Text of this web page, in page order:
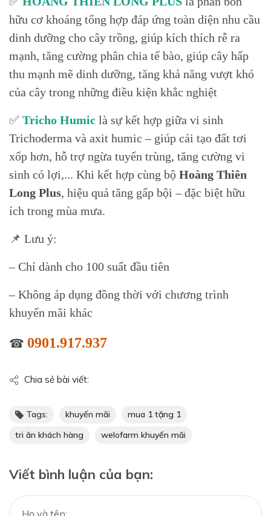
hữu cơ khoáng tổng hợp đáp ứng toàn diện nhu cầu
dinh dưỡng cho cây trồng, giúp kích thích rễ ra
mạnh, tăng cường phân chia tế bào, giúp cây hấp
thu mạnh mẽ dinh dưỡng, tăng khả năng vượt khó
của cây trong những điều kiện khắc nghiệt
✅ Tricho Humic là sự kết hợp giữa vi sinh
Trichoderma và axit humic – giúp cải tạo đất tơi
xốp hơn, hỗ trợ ngừa tuyến trùng, tăng cường vi
sinh có lợi,... Khi kết hợp cùng bộ Hoàng Thiên
Long Plus, hiệu quả tăng gấp bội – đặc biệt hữu
ích trong mùa mưa.
📌 Lưu ý:
– Chỉ dành cho 100 suất đầu tiên
– Không áp dụng đồng thời với chương trình
khuyến mãi khác
☎ 0901.917.937
Chia sẻ bài viết:
Tags: khuyến mãi
mua 1 tặng 1
tri ân khách hàng
welofarm khuyến mãi
Viết bình luận của bạn: